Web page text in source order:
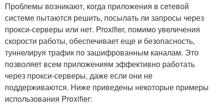
Проблемы возникают, когда приложения в сетевой
системе пытаются решить, посылать ли запросы через
прокси-серверы или нет. Proxifier, помимо увеличения
скорости работы, обеспечивает еще и безопасность,
туннелируя трафик по зашифрованным каналам. Это
позволяет всем приложениям эффективно работать
через прокси-серверы, даже если они не
поддерживаются. Ниже приведены некоторые примеры
использования Proxifier: